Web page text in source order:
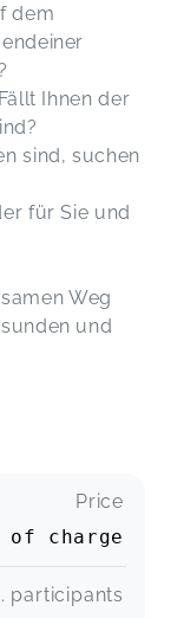
dem
Ihnen der
sind, suchen
für Sie und
Weg
und
Price
of charge
participants